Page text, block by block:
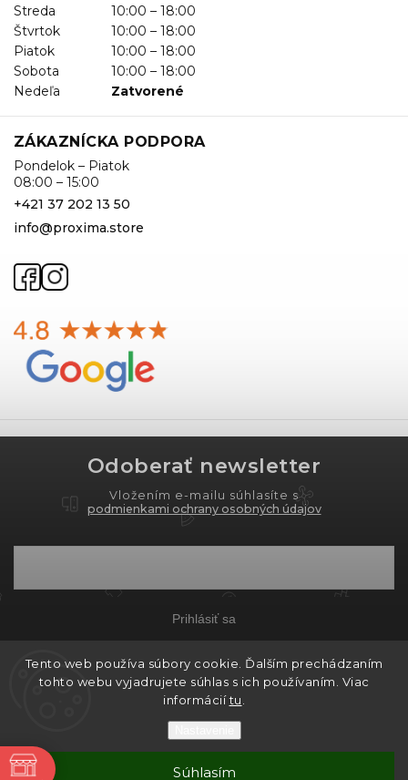
Tento web používa súbory cookie. Ďalším prechádzaním
tohto webu vyjadrujete súhlas s ich používaním. Viac
informáciítu
Súhlasím
Streda
10:00 – 18:00
Štvrtok
10:00 – 18:00
Piatok
10:00 – 18:00
Sobota
10:00 – 18:00
Nedeľa
Zatvorené
ZÁKAZNÍCKA PODPORA
Pondelok – Piatok
08:00 – 15:00
+421 37 202 13 50
info@proxima.store
Odoberať newsletter
Vložením e-mailu súhlasíte s
podmienkami ochrany osobných údajov
Prihlásiť sa
Vytvoril Shoptet
Copyright 2026PROXIMA.store
Grafický návrh vytvořil a nakódoval